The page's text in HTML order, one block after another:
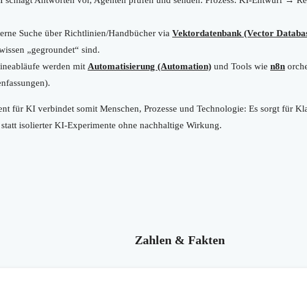
Suche über Richtlinien/Handbücher via Vektordatenbank (Vector
„gegroundet“ sind.
werden mit Automatisierung (Automation) und Tools wie n8n
für KI verbindet somit Menschen, Prozesse und Technologie: Es sorgt für
isolierter KI-Experimente ohne nachhaltige Wirkung.
Zahlen & Fakten